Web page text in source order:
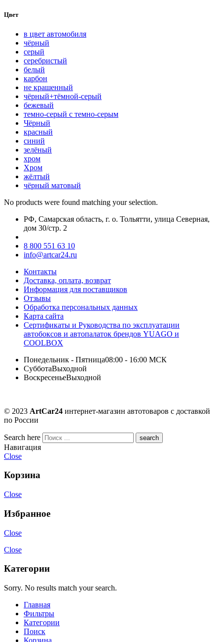
Цвет
в цвет автомобиля
чёрный
серый
серебристый
белый
карбон
нe кpaшeнный
чёрный+тёмной-серый
бежевый
темно-серый с темно-серым
Чёрный
красный
синий
зелёный
хром
Хром
жёлтый
чёрный матовый
No products were found matching your selection.
РФ, Самарская область, г. о. Тольятти, улица Северная,
дом 30/стр. 2
8 800 551 63 10
info@artcar24.ru
Контакты
Доставка, оплата, возврат
Информация для поставщиков
Отзывы
Обработка персональных данных
Карта сайта
Сертификаты и Руководства по эксплуатации
автобоксов и автопалаток брендов YUAGO и
COOLBOX
Понедельник - Пятница08:00 - 16:00 МСК
СубботаВыходной
ВоскресеньеВыходной
© 2023 ArtCar24 интернет-магазин автотоваров с доставкой
по России
Search here
Навигация
Close
Корзина
Close
Избранное
Close
Close
Категории
Sorry. No results match your search.
Главная
Фильтры
Категории
Поиск
Корзина